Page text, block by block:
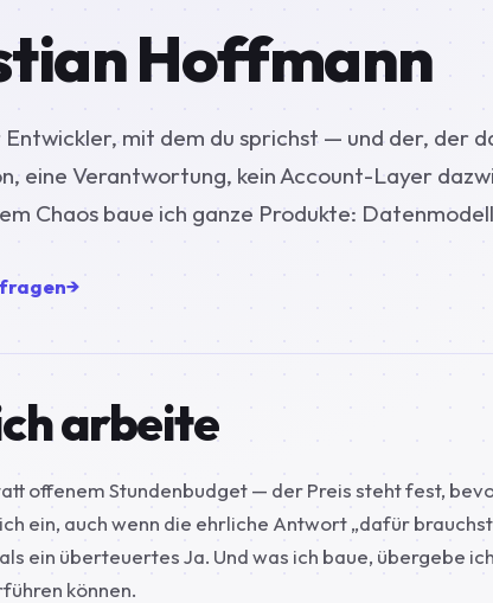
Hoffmann
Entwickler, mit dem du sprichst — und der, der
eine Verantwortung, kein Account-Layer
Chaos baue ich ganze Produkte:
arbeite
offenem Stundenbudget — der Preis steht fest,
ein, auch wenn die ehrliche Antwort „dafür
ein überteuertes Ja. Und was ich baue, übergebe
können.